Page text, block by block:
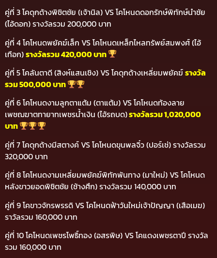
คู่ที่ 3 โคดุกด้างพิชิตชัย (เจ้านิล) VS โคโหนดดอกรักษ์พิทักษ์นำชัย
(ไอ้ดอก) รางวัลรวม 200,000 บาท
คู่ที่ 4 โคโหนดพยัคฆ์เล็ก VS โคโหนดเหล็กไหลทรัพย์สมพงศ์ (ไอ้
เทือก)รางวัลรวม 420,000 บาท
คู่ที่ 5 โคลันตาดี (สิงห์แสนเชิง) VS โคดุกด้างเหลี่ยมพยัคฆ์รางวัล
รวม 500,000 บาท
คู่ที่ 6 โคโหนดงามลูกตาแต้ม (ตาแต้ม) VS โคโหนดท้องลาย
เพชฌฆาตทายาทเพชรน้ำเงิน (ไอ้รถบด)รางวัลรวม 1,020,000
บาท
คู่ที่ 7 โคดุกด้างมีสตางค์ VS โคโหนดขุนพลจิ๋ว (ปอร์เช่) รางวัลรวม
320,000 บาท
คู่ที่ 8 โคโหนดงามเหลี่ยมพยัคฆ์พิทักพันทาง (มาใหม่) VS โคโหนด
หลังขาวยอดพิชิตชัย (ช้างศึก) รางวัลรวม 140,000 บาท
คู่ที่ 9 โคขาวจักรพรรดิ VS โคโหนดฟ้าวันใหม่เจ้าปัญญา (เสือเมฆ)
ราวัลรวม 160,000 บาท
คู่ที่ 10 โคโหนดเพชรโพธิ์ทอง (อสรพิษ) VS โคแดงเพชรตาปี รางวัล
รวม 160,000 บาท